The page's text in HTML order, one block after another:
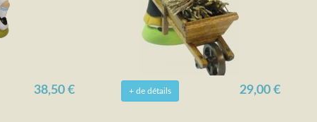
38,50 € + de détails 29,00 €